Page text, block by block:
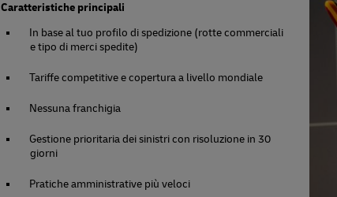
Caratteristiche principali
In base al tuo profilo di spedizione (rotte commerciali
e tipo di merci spedite)
Tariffe competitive e copertura a livello mondiale
Nessuna franchigia
Gestione prioritaria dei sinistri con risoluzione in 30
giorni
Pratiche amministrative più veloci